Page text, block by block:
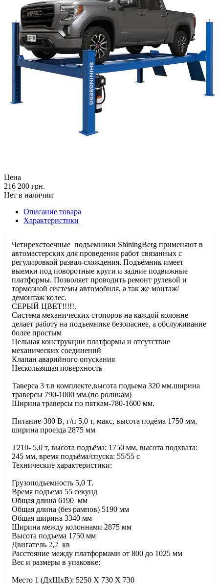
Цена
216 200 грн.
Нет в наличии
Описание товара
Характеристики
Четирехстоечные подъемники ShiningBerg применяют в
автомастерских для проведения работ связанных с
регулировкой развал-схождения. Подъёмник имеет
выемки под поворотные круги и задние подвижные
платформы. Позволяет проводить ремонт рулевой и
тормозной системы автомобиля, а так же монтаж/
демонтаж колес.
СЕРЫЙ ЦВЕТ!!!!!.
Система механических стопоров на каждой колонне
делает работу на подъемнике безопаснее, а обслуживание
более простым
Цельная конструкции платформы и отсутствие
механических соединений
Клапан аварийного опускания
Нескользящая поверхность
Таверса 3 т.в комплекте,высота подьема 320 мм.ширина
траверсы 790-1000 мм.(по роликам)
Ширина траверсы по пяткам-780-1600 мм.
Питание-380 В, г/п 5,0 т, макс, высота подёма 1750 мм,
ширина проезда 2875 мм
T210- 5,0 т, высота подъёма: 1750 мм, высота подхвата:
245 мм, время подъёма/спуска: 55/55 с
Технические характеристики:
Грузоподъемность 5,0 T.
Время подъема 55 секунд
Общая длина 6190 мм
Общая длина (без рампов) 5190 мм
Общая ширина 3340 мм
Ширина между колоннами 2875 мм
Высота подъема 1750 мм
Двигатель 2,2 кв
Расстояние между платформами от 800 до 1025 мм
Вес и размеры в упаковке:
Место 1 (ДхШхВ): 5250 X 730 X 730